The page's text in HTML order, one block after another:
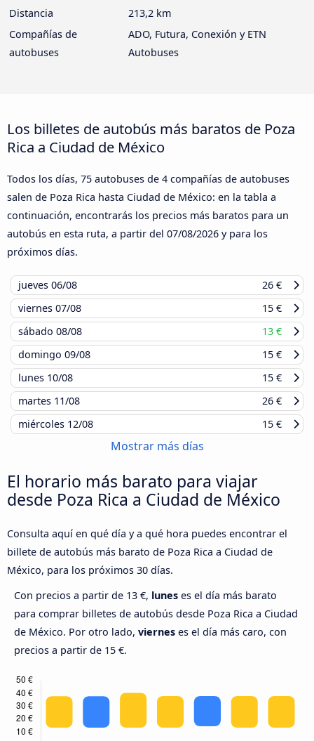
Distancia
213,2 km
Compañías de
autobuses
ADO, Futura, Conexión y ETN
Autobuses
Los billetes de autobús más baratos de Poza
Rica a Ciudad de México
Todos los días, 75 autobuses de 4 compañías de autobuses
salen de Poza Rica hasta Ciudad de México: en la tabla a
continuación, encontrarás los precios más baratos para un
autobús en esta ruta, a partir del 07/08/2026 y para los
próximos días.
jueves 06/08
26 €
viernes 07/08
15 €
sábado 08/08
13 €
domingo 09/08
15 €
lunes 10/08
15 €
martes 11/08
26 €
miércoles 12/08 15 €
Mostrar más días
El horario más barato para viajar
desde Poza Rica a Ciudad de México
Consulta aquí en qué día y a qué hora puedes encontrar el
billete de autobús más barato de Poza Rica a Ciudad de
México, para los próximos 30 días.
Con precios a partir de 13 €, lunes es el día más barato
para comprar billetes de autobús desde Poza Rica a Ciudad
de México. Por otro lado, viernes es el día más caro, con
precios a partir de 15 €.